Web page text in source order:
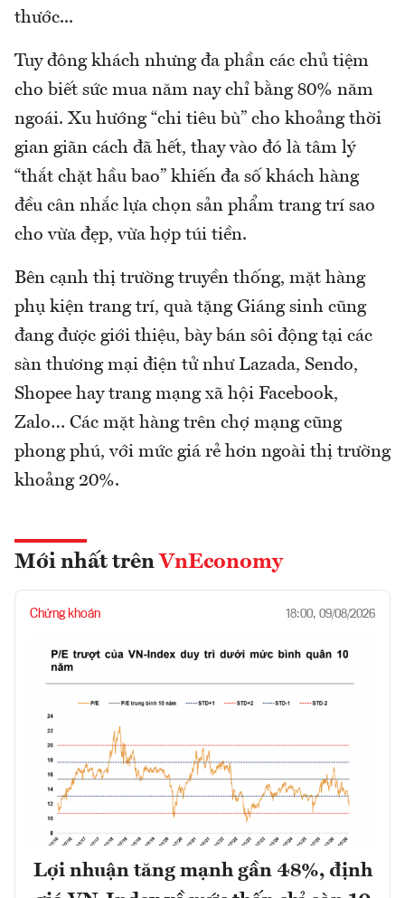
thước...
Tuy đông khách nhưng đa phần các chủ tiệm
cho biết sức mua năm nay chỉ bằng 80% năm
ngoái. Xu hướng “chi tiêu bù” cho khoảng thời
gian giãn cách đã hết, thay vào đó là tâm lý
“thắt chặt hầu bao” khiến đa số khách hàng
đều cân nhắc lựa chọn sản phẩm trang trí sao
cho vừa đẹp, vừa hợp túi tiền.
Bên cạnh thị trường truyền thống, mặt hàng
phụ kiện trang trí, quà tặng Giáng sinh cũng
đang được giới thiệu, bày bán sôi động tại các
sàn thương mại điện tử như Lazada, Sendo,
Shopee hay trang mạng xã hội Facebook,
Zalo… Các mặt hàng trên chợ mạng cũng
phong phú, với mức giá rẻ hơn ngoài thị trường
khoảng 20%.
Mới nhất trên VnEconomy
Chứng khoán 18:00, 09/08/2026
Lợi nhuận tăng mạnh gần 48%, định